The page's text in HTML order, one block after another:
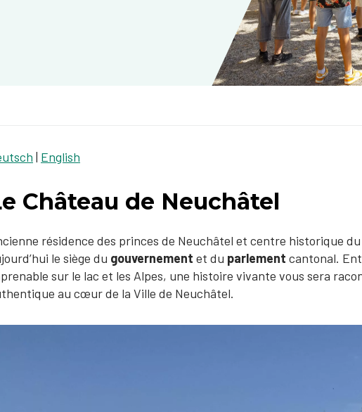
| English
Château de Neuchâtel
résidence des princes de Neuchâtel et centre historique
le siège du gouvernement et du parlement cantonal.
sur le lac et les Alpes, une histoire vivante vous sera
au cœur de la Ville de Neuchâtel.